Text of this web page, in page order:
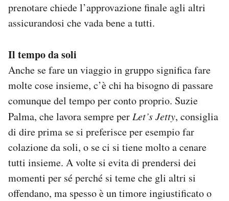
prenotare chiede l’approvazione finale agli altri
assicurandosi che vada bene a tutti.
Il tempo da soli
Anche se fare un viaggio in gruppo significa fare
molte cose insieme, c’è chi ha bisogno di passare
comunque del tempo per conto proprio. Suzie
Palma, che lavora sempre per Let’s Jetty, consiglia
di dire prima se si preferisce per esempio far
colazione da soli, o se ci si tiene molto a cenare
tutti insieme. A volte si evita di prendersi dei
momenti per sé perché si teme che gli altri si
offendano, ma spesso è un timore ingiustificato o